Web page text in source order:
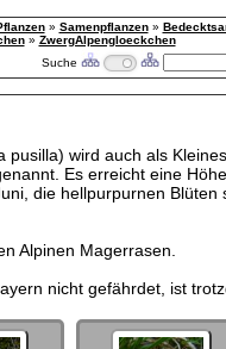
» Samenpflanzen»
» ZwergAlpengloeckchen
Suche
wird auch als
Es erreicht eine
die hellpurpurnen Blüten
Alpinen Magerrasen.
nicht gefährdet, ist